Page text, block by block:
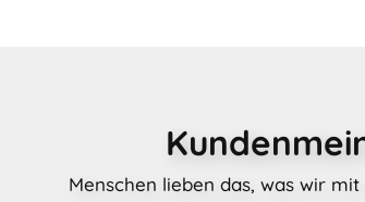
Menschen lieben das, was wir